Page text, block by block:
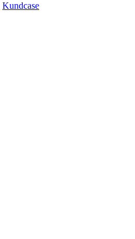
Kundcase